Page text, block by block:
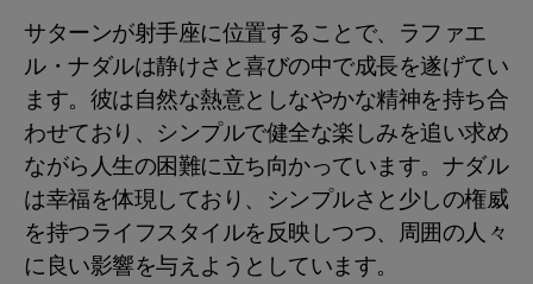
サターンが射手座に位置することで、ラファエ
ル・ナダルは静けさと喜びの中で成長を遂げてい
ます。彼は自然な熱意としなやかな精神を持ち合
わせており、シンプルで健全な楽しみを追い求め
ながら人生の困難に立ち向かっています。ナダル
は幸福を体現しており、シンプルさと少しの権威
を持つライフスタイルを反映しつつ、周囲の人々
に良い影響を与えようとしています。